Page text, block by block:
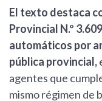
El texto destaca
Provincial N.º
automáticos por
pública provincial,
agentes que
mismo régimen de